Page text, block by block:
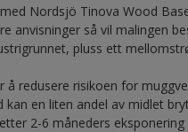
Nordsjö Tinova Wood
anvisninger så vil malingen
pluss ett
redusere risikoen for
en liten andel av midlet
2-6 måneders